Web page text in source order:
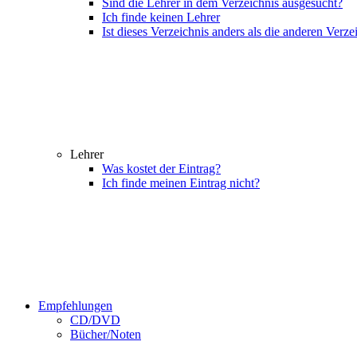
Sind die Lehrer in dem Verzeichnis ausgesucht?
Ich finde keinen Lehrer
Ist dieses Verzeichnis anders als die anderen
Lehrer
Was kostet der Eintrag?
Ich finde meinen Eintrag nicht?
Empfehlungen
CD/DVD
Bücher/Noten